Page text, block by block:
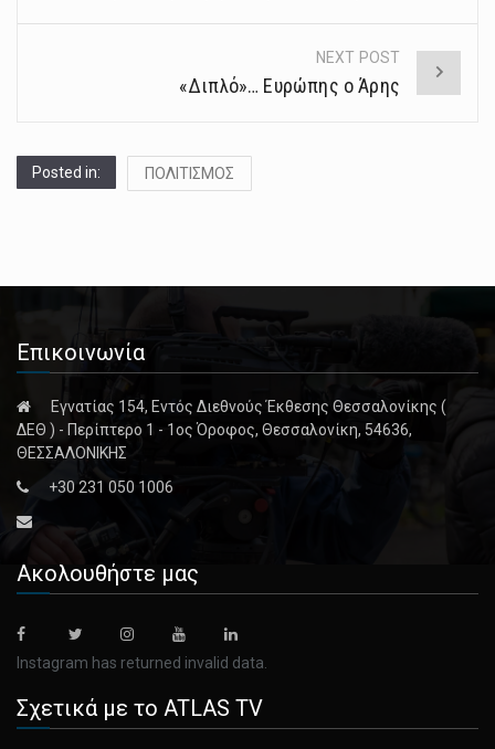
NEXT POST
«Διπλό»… Ευρώπης ο Άρης
Posted in: ΠΟΛΙΤΙΣΜΟΣ
Επικοινωνία
Εγνατίας 154, Εντός Διεθνούς Έκθεσης Θεσσαλονίκης (
ΔΕΘ ) - Περίπτερο 1 - 1ος Όροφος, Θεσσαλονίκη, 54636,
ΘΕΣΣΑΛΟΝΙΚΗΣ
+30 231 050 1006
Ακολουθήστε μας
Instagram has returned invalid data.
Σχετικά με το ATLAS TV